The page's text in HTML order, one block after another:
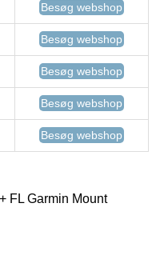
Besøg webshop
Besøg webshop
Besøg webshop
Besøg webshop
Besøg webshop
FL Garmin Mount